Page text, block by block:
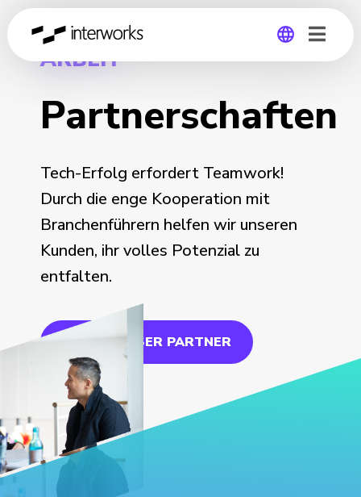
Germany
ARBEIT
Partnerschaften
Tech-Erfolg erfordert Teamwork!
Durch die enge Kooperation mit
Branchenführern helfen wir unseren
Kunden, ihr volles Potenzial zu
entfalten.
WERDE UNSER PARTNER